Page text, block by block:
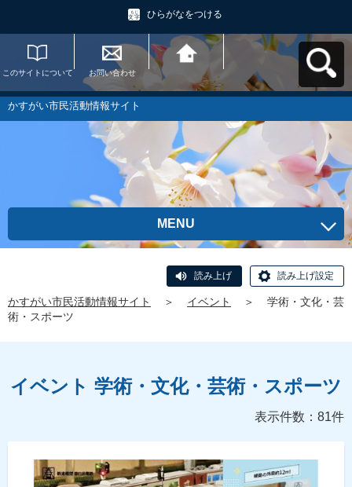
ひらがなをつける
このサイトについて お問い合わせ
かすがい市民活動情
報サイトへ戻る
かすがい市民活動情報サイト
MENU
読み上げ 読み上げ設定
かすがい市民活動情報サイト ＞ イベント ＞
学術・文化・芸
術・スポーツ
イベント 学術・文化・芸術・スポーツ
表示件数：81件